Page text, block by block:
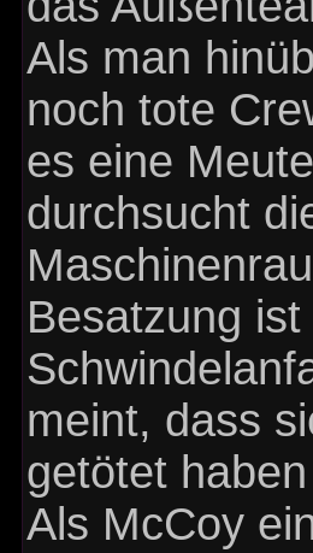
Als man
noch tote
es eine
durchsucht
Besatzung
meint, dass
getötet
Als McCoy